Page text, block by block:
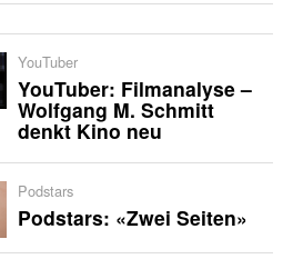
YouTuber
YouTuber: Filmanalyse –
Wolfgang M. Schmitt
denkt Kino neu
Podstars
Podstars: «Zwei Seiten»